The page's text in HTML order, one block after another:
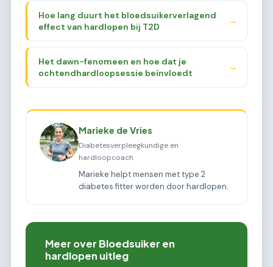
Hoe lang duurt het bloedsuikerverlagend
effect van hardlopen bij T2D
→
Het dawn-fenomeen en hoe dat je
ochtendhardloopsessie beïnvloedt
→
Marieke de Vries
Diabetesverpleegkundige en
hardloopcoach
Marieke helpt mensen met type 2
diabetes fitter worden door hardlopen.
Meer over Bloedsuiker en
hardlopen uitleg